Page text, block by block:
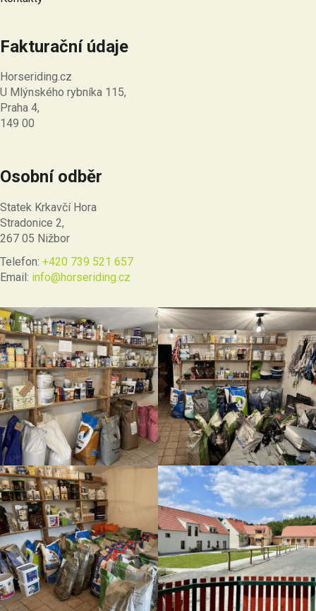
Fakturační údaje
Horseriding.cz
U Mlýnského rybníka 115,
Praha 4,
149 00
Osobní odběr
Statek Krkavčí Hora
Stradonice 2,
267 05 Nižbor
Telefon: +420 739 521 657
Email: info@horseriding.cz